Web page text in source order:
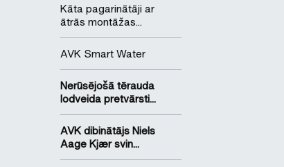
Kāta pagarinātāji ar
ātrās montāžas...
AVK Smart Water
Nerūsējošā tērauda
lodveida pretvārsti...
AVK dibinātājs Niels
Aage Kjær svin...